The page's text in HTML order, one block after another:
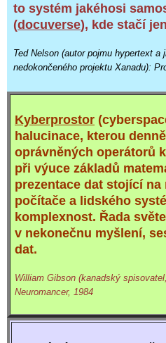
to systém jakéhosi
(docuverse), kde stačí
Ted Nelson (autor pojmu hypertext
nedokončeného projektu Xanadu):
Kyberprostor
halucinace, kterou
oprávněných operátorů
při výuce základů
prezentace dat stojící na
počítače a lidského
komplexnost. Řada
v nekonečnu myšlení,
dat.
William Gibson (kanadský
Neuromancer, 1984